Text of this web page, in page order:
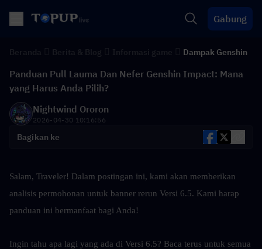
Gabung
Dampak Genshin
Panduan Pull Lauma Dan Nefer Genshin Impact: Mana
yang Harus Anda Pilih?
Nightwind Ororon
2026-04-30 10:16:56
Bagikan ke
Salam, Traveler! Dalam postingan ini, kami akan memberikan
analisis permohonan untuk banner rerun Versi 6.5. Kami harap
panduan ini bermanfaat bagi Anda!
Ingin tahu apa lagi yang ada di Versi 6.5? Baca terus untuk semua